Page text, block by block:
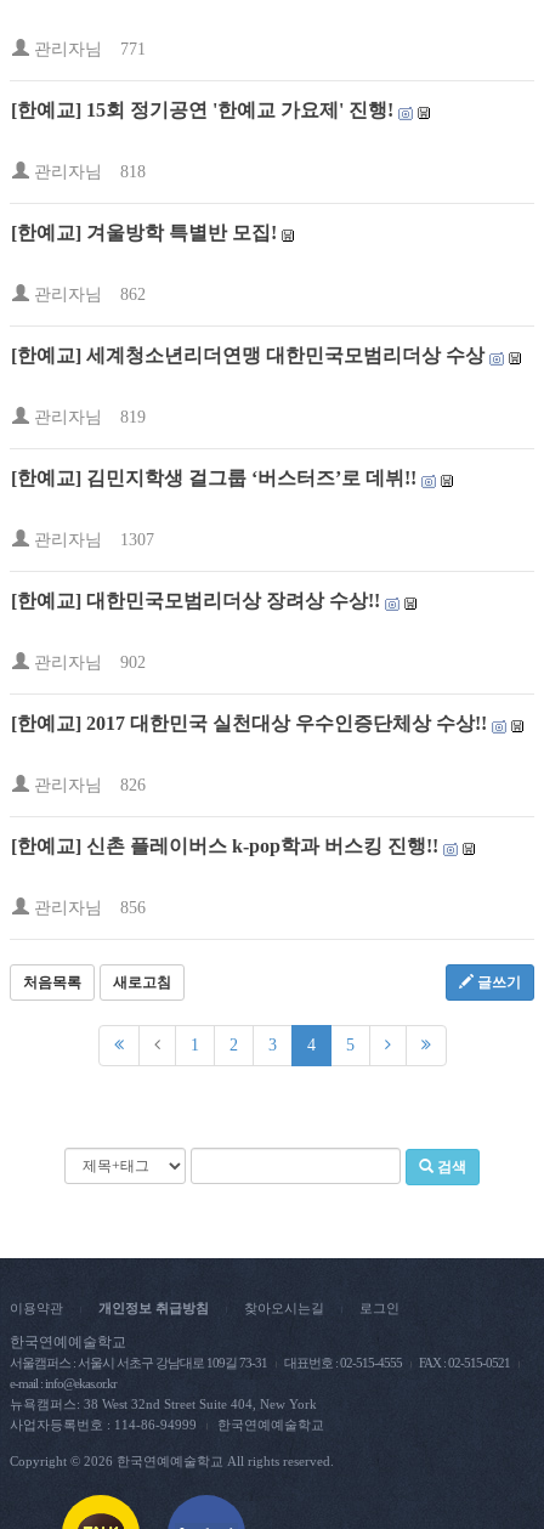
관리자님 771
[한예교] 15회 정기공연 '한예교 가요제' 진행!
관리자님 818
[한예교] 겨울방학 특별반 모집!
관리자님 862
[한예교] 세계청소년리더연맹 대한민국모범리더상 수상
관리자님 819
[한예교] 김민지학생 걸그룹 ‘버스터즈’로 데뷔!!
관리자님 1307
[한예교] 대한민국모범리더상 장려상 수상!!
관리자님 902
[한예교] 2017 대한민국 실천대상 우수인증단체상 수상!!
관리자님 826
[한예교] 신촌 플레이버스 k-pop학과 버스킹 진행!!
관리자님 856
처음목록 새로고침 글쓰기
1 2 3 4 5
검색
이용약관 개인정보 취급방침 찾아오시는길 로그인
한국연예예술학교
서울캠퍼스 : 서울시 서초구 강남대로 109길 73-31 대표번호 : 02-515-4555
FAX : 02-515-0521
e-mail : info@ekas.or.kr
뉴욕캠퍼스: 38 West 32nd Street Suite 404, New York
사업자등록번호 : 114-86-94999
한국연예예술학교
Copyright © 2026 한국연예예술학교 All rights reserved.